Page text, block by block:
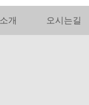
개 오시는길